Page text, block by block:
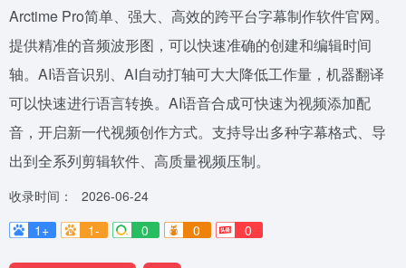
Arctime Pro简单、强大、高效的跨平台字幕制作软件官网。
提供精准的音频波形图，可以快速准确的创建和编辑时间
轴。AI语音识别、AI自动打轴可大大降低工作量，机器翻译
可以快速进行语言转换。AI语音合成可快速为视频添加配
音，开启新一代视频创作方式。支持导出多种字幕格式、导
出到全系列剪辑软件、高质量视频压制。
收录时间：
2026-06-24
1+
1- 0 0 0